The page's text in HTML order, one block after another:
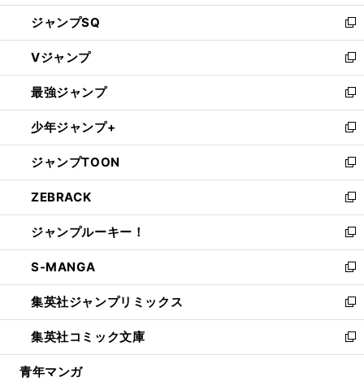
し
い
ウ
ィ
ン
ド
ウ
で
開
く
ジャンプSQ
新
し
い
ウ
ィ
ン
ド
ウ
で
開
く
Vジャンプ
新
し
い
ウ
ィ
ン
ド
ウ
で
開
く
最強ジャンプ
新
し
い
ウ
ィ
ン
ド
ウ
で
開
く
少年ジャンプ+
新
し
い
ウ
ィ
ン
ド
ウ
で
開
く
ジャンプTOON
新
し
い
ウ
ィ
ン
ド
ウ
で
開
く
ZEBRACK
新
し
い
ウ
ィ
ン
ド
ウ
で
開
ジャンプルーキー！
新
し
い
ウ
ィ
ン
ド
ウ
S-MANGA
新
し
い
ウ
ィ
ン
集英社ジャンプリミックス
新
し
い
ウ
集英社コミック文庫
新
し
青年マンガ